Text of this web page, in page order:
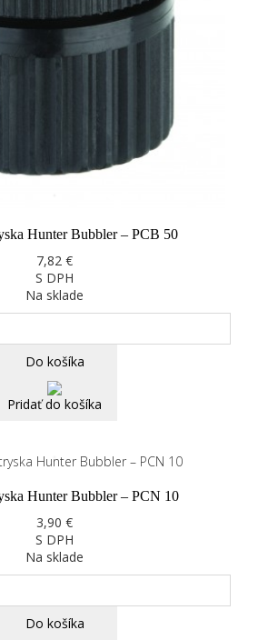
Hunter Bubbler – PCB 50
7,82 €
S DPH
Na sklade
Do košíka
Pridať do košíka
Hunter Bubbler – PCN 10
3,90 €
S DPH
Na sklade
Do košíka